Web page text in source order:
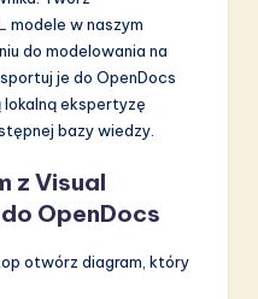
modele w naszym
do modelowania na
je do OpenDocs
lokalną ekspertyzę
bazy wiedzy.
z Visual
OpenDocs
otwórz diagram, który